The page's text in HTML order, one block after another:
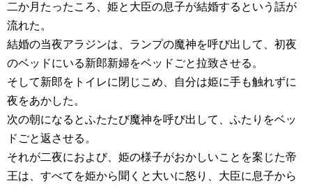
二か月たったころ、姫と大臣の息子が結婚するという話が
流れた。
結婚の当夜アラジンは、ランプの魔神を呼び出して、初夜
のベッドにいる新郎新婦をベッドごと拉致させる。
そして新郎をトイレに閉じこめ、自分は姫に手も触れずに
夜をあかした。
次の朝になるとふたたび魔神を呼び出して、ふたりをベッ
ドごと返させる。
それが二夜におよび、姫の様子がおかしいことを案じた帝
王は、すべてを姫から聞くと大いに怒り、大臣に息子から